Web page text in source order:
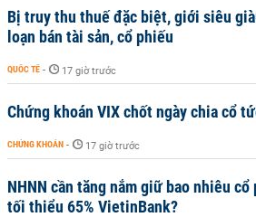
Bị truy thu thuế đặc biệt, giới siêu
loạn bán tài sản, cổ phiếu
QUỐC TẾ - 17 giờ trước
Chứng khoán VIX chốt ngày chia cổ
CHỨNG KHOÁN - 17 giờ trước
NHNN cần tăng nắm giữ bao nhiêu
tối thiểu 65% VietinBank?